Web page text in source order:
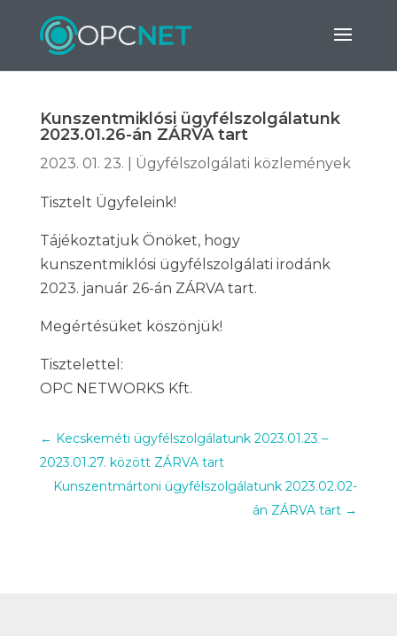
Kunszentmiklósi ügyfélszolgálatunk
2023.01.26-án ZÁRVA tart
2023. 01. 23. Ügyfélszolgálati közlemények
Tisztelt Ügyfeleink!
Tájékoztatjuk Önöket, hogy
kunszentmiklósi ügyfélszolgálati irodánk
2023. január 26-án ZÁRVA tart.
Megértésüket köszönjük!
Tisztelettel:
OPC NETWORKS Kft.
← Kecskeméti ügyfélszolgálatunk 2023.01.23 –
2023.01.27. között ZÁRVA tart
Kunszentmártoni ügyfélszolgálatunk 2023.02.02-
án ZÁRVA tart →